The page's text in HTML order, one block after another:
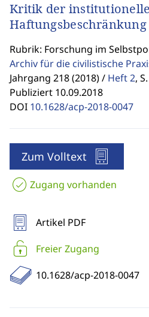
Kritik der
Haftungsbeschränkung
Rubrik: Forschung im
Archiv für die civilistische
Jahrgang 218 (2018) / Heft 2,
Publiziert 10.09.2018
DOI 10.1628/acp-2018-0047
Zum Volltext
Zugang vorhanden
Artikel PDF
Freier Zugang
10.1628/acp-2018-0047